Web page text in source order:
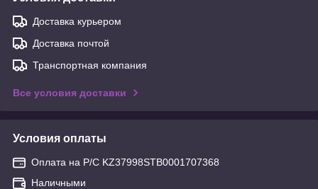
Доставка курьером
Доставка почтой
Транспортная компания
Все условия доставки
Условия оплаты
Оплата на Р/С KZ37998STB0001707368
Наличными